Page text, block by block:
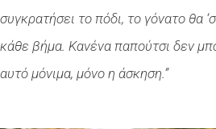
συγκρατήσει το πόδι, το γόνατο θα
κάθε βήμα. Κανένα παπούτσι δεν
αυτό μόνιμα, μόνο η άσκηση.”